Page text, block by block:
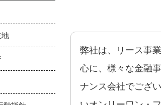
弊社は、リース事
心に、様々な金融
ナンス会社でござ